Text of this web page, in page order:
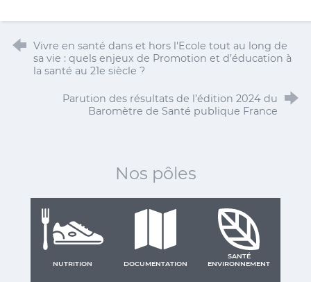
Vivre en santé dans et hors l'Ecole tout au long de
sa vie : quels enjeux de Promotion et d’éducation à
la santé au 21e siècle ?
Parution des résultats de l’édition 2024 du
Baromètre de Santé publique France
Nos pôles
NUTRITION DOCUMENTATION
SANTÉ
ENVIRONNEMENT